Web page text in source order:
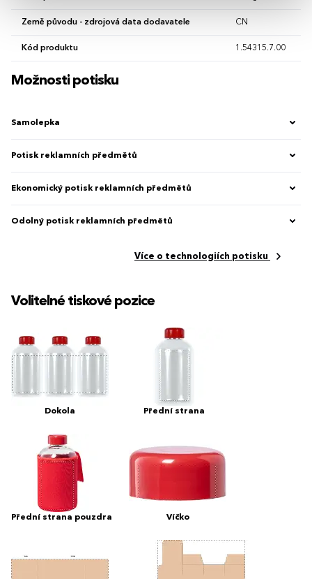
Země původu - zdrojová data dodavatele CN
Kód produktu 1.54315.7.00
Možnosti potisku
Samolepka
Potisk reklamních předmětů
Ekonomický potisk reklamních předmětů
Odolný potisk reklamních předmětů
Více o technologiích potisku
Volitelné tiskové pozice
Dokola Přední strana
Přední strana pouzdra Víčko